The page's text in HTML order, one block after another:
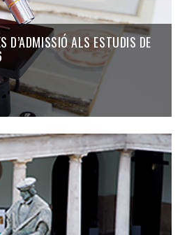
D’ADMISSIÓ ALS ESTUDIS DE